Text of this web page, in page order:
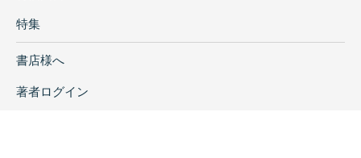
特集
書店様へ
著者ログイン